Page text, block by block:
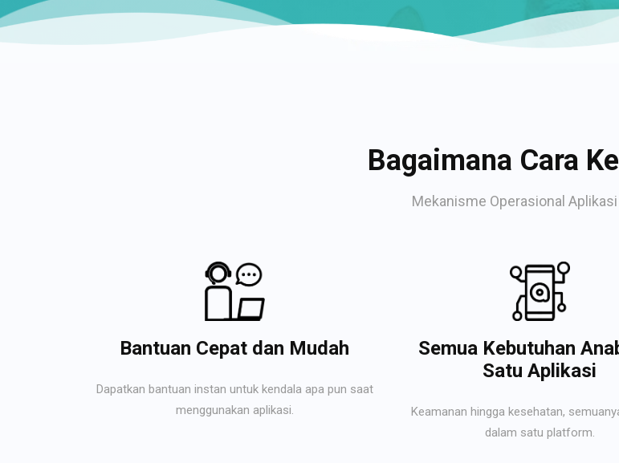
Bagaimana Cara
Mekanisme Operasional Aplikasi
Bantuan Cepat dan Mudah
Dapatkan bantuan instan untuk kendala apa pun saat
menggunakan aplikasi.
Semua Kebutuhan
Satu Aplikasi
Keamanan hingga kesehatan,
dalam satu platform.